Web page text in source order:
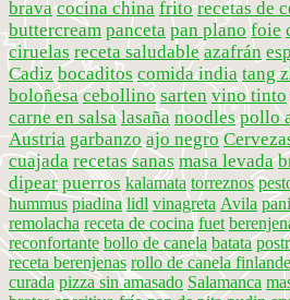
brava cocina china frito recetas de
buttercream panceta pan plano foie
ciruelas receta saludable azafrán
Cadiz bocaditos comida india tang
boloñesa cebollino sarten vino tinto
carne en salsa lasaña noodles pollo
Austria garbanzo ajo negro
cuajada recetas sanas masa levada
dipear puerros kalamata torreznos
hummus piadina lidl vinagreta Avila
remolacha receta de cocina fuet
reconfortante bollo de canela batata
receta berenjenas rollo de canela
curada pizza sin amasado Salamanca